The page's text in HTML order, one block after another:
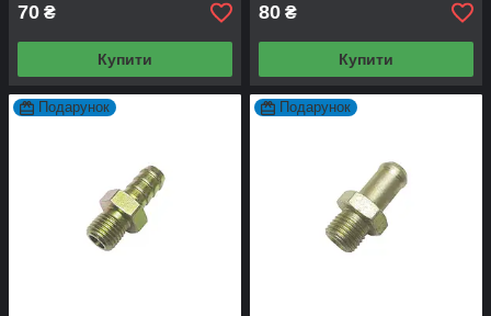
70 ₴
Купити
80 ₴
Купити
Подарунок Подарунок